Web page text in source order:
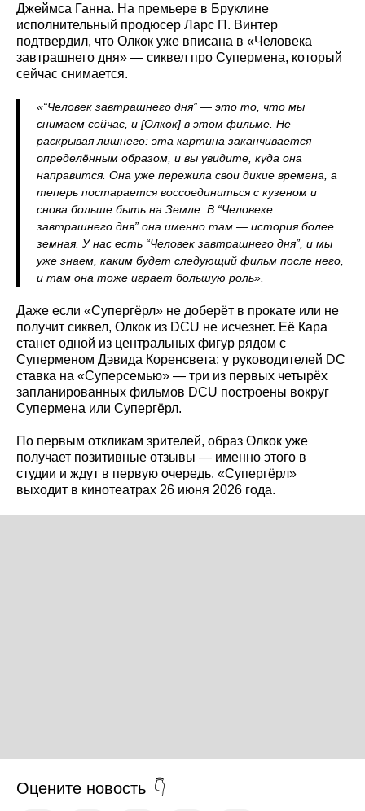
Джеймса Ганна. На премьере в Бруклине
исполнительный продюсер Ларс П. Винтер
подтвердил, что Олкок уже вписана в «Человека
завтрашнего дня» — сиквел про Супермена, который
сейчас снимается.
«“Человек завтрашнего дня” — это то, что мы
снимаем сейчас, и [Олкок] в этом фильме. Не
раскрывая лишнего: эта картина заканчивается
определённым образом, и вы увидите, куда она
направится. Она уже пережила свои дикие времена, а
теперь постарается воссоединиться с кузеном и
снова больше быть на Земле. В “Человеке
завтрашнего дня” она именно там — история более
земная. У нас есть “Человек завтрашнего дня”, и мы
уже знаем, каким будет следующий фильм после него,
и там она тоже играет большую роль».
Даже если «Супергёрл» не доберёт в прокате или не
получит сиквел, Олкок из DCU не исчезнет. Её Кара
станет одной из центральных фигур рядом с
Суперменом Дэвида Коренсвета: у руководителей DC
ставка на «Суперсемью» — три из первых четырёх
запланированных фильмов DCU построены вокруг
Супермена или Супергёрл.
По первым откликам зрителей, образ Олкок уже
получает позитивные отзывы — именно этого в
студии и ждут в первую очередь. «Супергёрл»
выходит в кинотеатрах 26 июня 2026 года.
Оцените новость